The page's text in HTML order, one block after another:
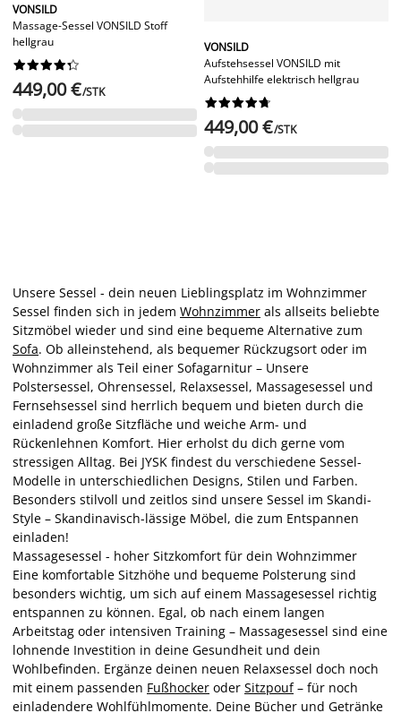
VONSILD
Massage-Sessel VONSILD Stoff
hellgrau






449,00 €/STK
VONSILD
Aufstehsessel VONSILD mit
Aufstehhilfe elektrisch hellgrau






449,00 €/STK
Unsere Sessel - dein neuen Lieblingsplatz im Wohnzimmer
Sessel finden sich in jedem Wohnzimmer als allseits beliebte
Sitzmöbel wieder und sind eine bequeme Alternative zum
Sofa. Ob alleinstehend, als bequemer Rückzugsort oder im
Wohnzimmer als Teil einer Sofagarnitur – Unsere
Polstersessel, Ohrensessel, Relaxsessel, Massagesessel und
Fernsehsessel sind herrlich bequem und bieten durch die
einladend große Sitzfläche und weiche Arm- und
Rückenlehnen Komfort. Hier erholst du dich gerne vom
stressigen Alltag. Bei JYSK findest du verschiedene Sessel-
Modelle in unterschiedlichen Designs, Stilen und Farben.
Besonders stilvoll und zeitlos sind unsere Sessel im Skandi-
Style – Skandinavisch-lässige Möbel, die zum Entspannen
einladen!
Massagesessel - hoher Sitzkomfort für dein Wohnzimmer
Eine komfortable Sitzhöhe und bequeme Polsterung sind
besonders wichtig, um sich auf einem Massagesessel richtig
entspannen zu können. Egal, ob nach einem langen
Arbeitstag oder intensiven Training – Massagesessel sind eine
lohnende Investition in deine Gesundheit und dein
Wohlbefinden. Ergänze deinen neuen Relaxsessel doch noch
mit einem passenden Fußhocker oder Sitzpouf– für noch
einladendere Wohlfühlmomente. Deine Bücher und Getränke